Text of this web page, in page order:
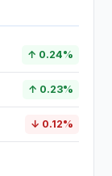
↑ 0.24%
↑ 0.23%
↓ 0.12%